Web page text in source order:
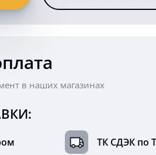
в наших магазинах
ТК СДЭК по